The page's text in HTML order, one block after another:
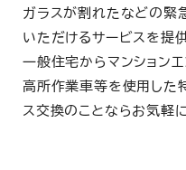
ガラスが割れたなどの緊
いただけるサービスを提
一般住宅からマンションエ
高所作業車等を使用した
ス交換のことならお気軽